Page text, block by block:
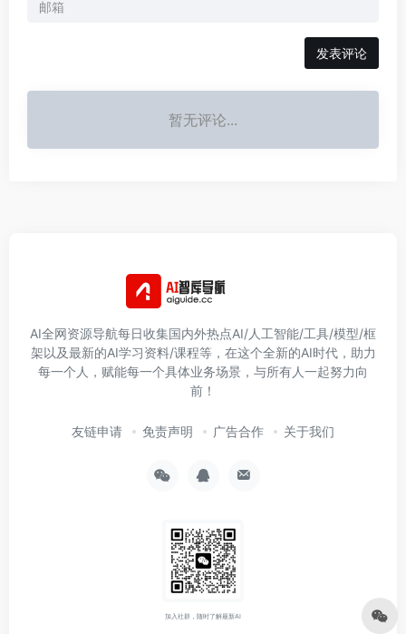
发表评论
暂无评论...
AI全网资源导航每日收集国内外热点AI/人工智能/工具/模型/框
架以及最新的AI学习资料/课程等，在这个全新的AI时代，助力
每一个人，赋能每一个具体业务场景，与所有人一起努力向
前！
友链申请 免责声明 广告合作 关于我们
加入社群，随时了解最新AI